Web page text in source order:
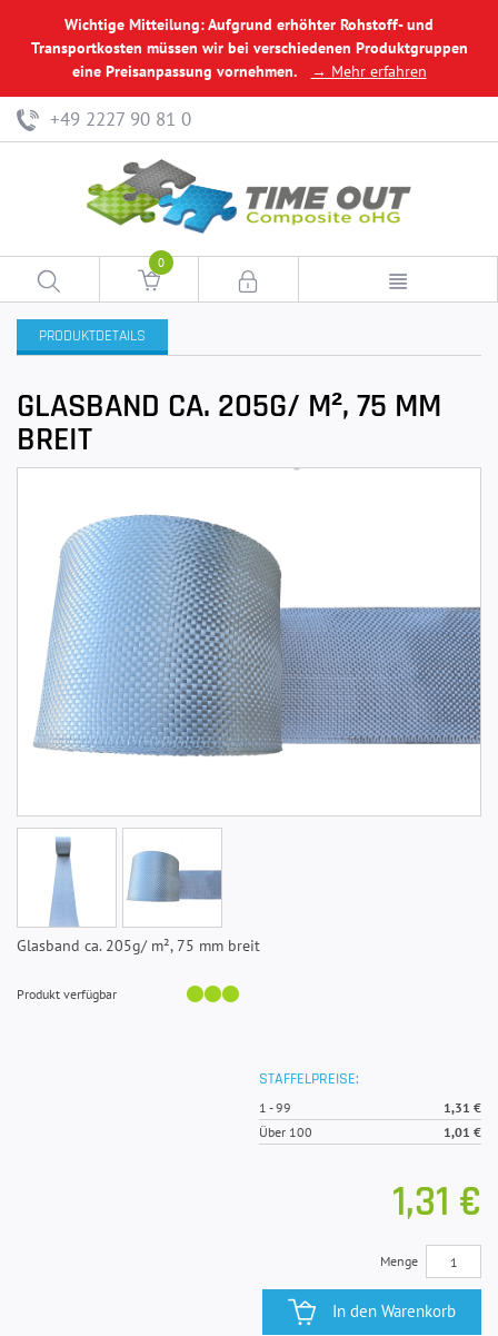
Wichtige Mitteilung: Aufgrund erhöhter Rohstoff- und
Transportkosten müssen wir bei verschiedenen Produktgruppen
eine Preisanpassung vornehmen.
→ Mehr erfahren
+49 2227 90 81 0
0
PRODUKTDETAILS
GLASBAND CA. 205G/ M², 75 MM
BREIT
Glasband ca. 205g/ m², 75 mm breit
Produkt verfügbar
STAFFELPREISE:
1 -99
1,31 €
Über 100
1,01 €
1,31 €
Menge
In den Warenkorb